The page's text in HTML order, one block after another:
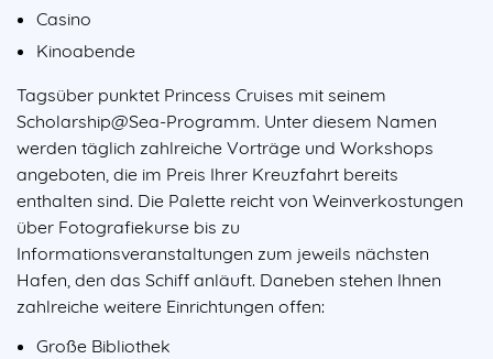
Casino
Kinoabende
Tagsüber punktet Princess Cruises mit seinem
Scholarship@Sea-Programm. Unter diesem Namen
werden täglich zahlreiche Vorträge und Workshops
angeboten, die im Preis Ihrer Kreuzfahrt bereits
enthalten sind. Die Palette reicht von Weinverkostungen
über Fotografiekurse bis zu
Informationsveranstaltungen zum jeweils nächsten
Hafen, den das Schiff anläuft. Daneben stehen Ihnen
zahlreiche weitere Einrichtungen offen:
Große Bibliothek